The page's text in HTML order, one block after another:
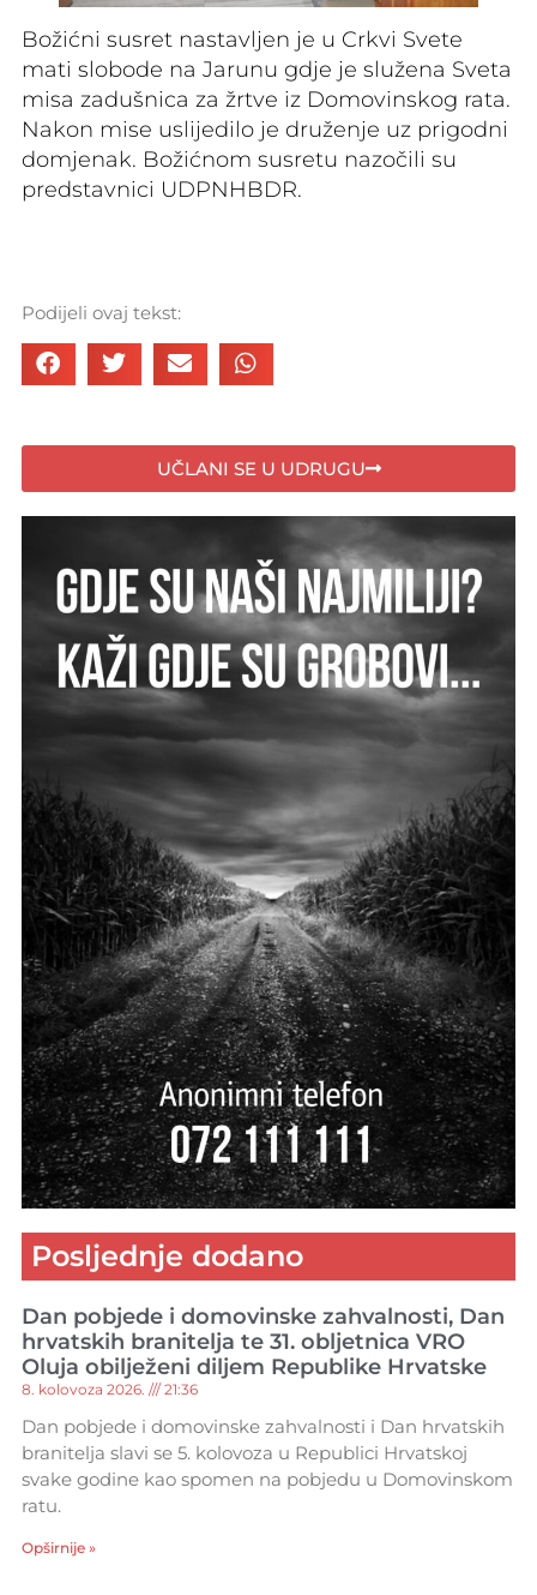
Božićni susret nastavljen je u Crkvi Svete
mati slobode na Jarunu gdje je služena Sveta
misa zadušnica za žrtve iz Domovinskog rata.
Nakon mise uslijedilo je druženje uz prigodni
domjenak. Božićnom susretu nazočili su
predstavnici UDPNHBDR.
Podijeli ovaj tekst:
UČLANI SE U UDRUGU
Posljednje dodano
Dan pobjede i domovinske zahvalnosti, Dan
hrvatskih branitelja te 31. obljetnica VRO
Oluja obilježeni diljem Republike Hrvatske
8. kolovoza 2026. 21:36
Dan pobjede i domovinske zahvalnosti i Dan hrvatskih
branitelja slavi se 5. kolovoza u Republici Hrvatskoj
svake godine kao spomen na pobjedu u Domovinskom
ratu.
Opširnije »